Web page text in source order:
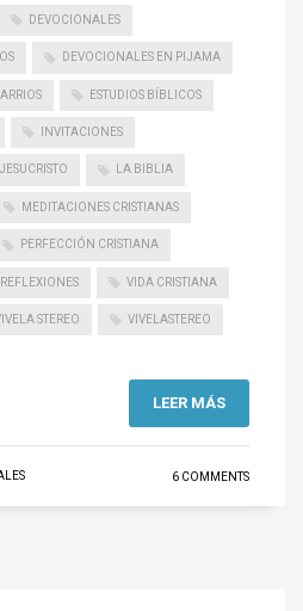
DEVOCIONALES
DEVOCIONALES EN PIJAMA
ESTUDIOS BÍBLICOS
INVITACIONES
JESUCRISTO LA BIBLIA
MEDITACIONES CRISTIANAS
PERFECCIÓN CRISTIANA
REFLEXIONES VIDA CRISTIANA
STEREO VIVELASTEREO
LEER MÁS
6 COMMENTS